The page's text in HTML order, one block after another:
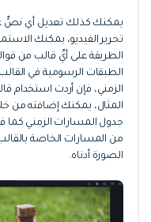
يمكنك كذلك تعديل أي نصٍّ
تحرير الفيديو، يمكنك
الطبقات الرسومية في
المثال، يمكنك إضافته من
جدول المسارات الزمني كما
من المسارات الخاصة
الصورة أدناه.